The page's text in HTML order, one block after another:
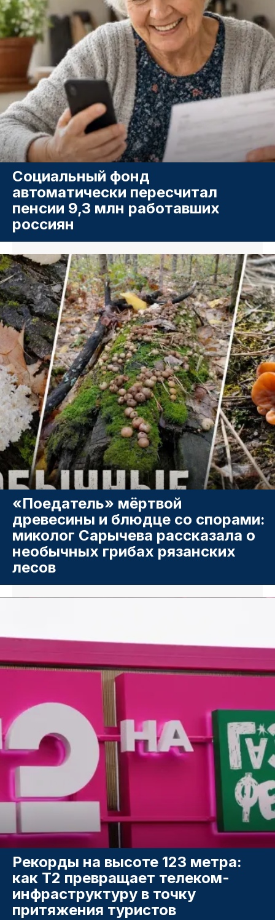
Социальный фонд
автоматически пересчитал
пенсии 9,3 млн работавших
россиян
«Поедатель» мёртвой
древесины и блюдце со спорами:
миколог Сарычева рассказала о
необычных грибах рязанских
лесов
Рекорды на высоте 123 метра:
как T2 превращает телеком-
инфраструктуру в точку
притяжения туристов